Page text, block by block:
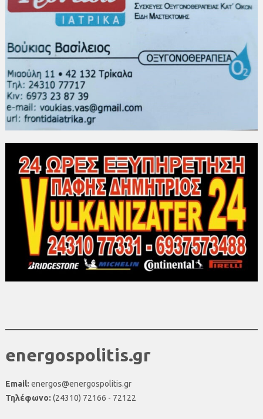
energospolitis.gr
Email: energos@energospolitis.gr
Τηλέφωνο: (24310) 72166 - 72122